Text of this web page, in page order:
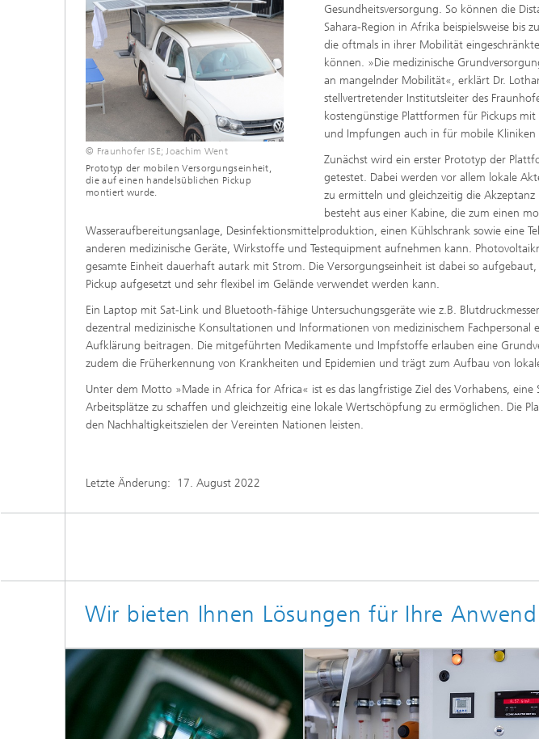
© Fraunhofer ISE; Joachim Went
Prototyp der mobilen Versorgungseinheit,
die auf einen handelsüblichen Pickup
montiert wurde.
Gesundheitsversorgung. So können die
Sahara-Region in Afrika beispielsweise bis
die oftmals in ihrer Mobilität
können. »Die medizinische
an mangelnder Mobilität«, erklärt Dr.
stellvertretender Institutsleiter des
kostengünstige Plattformen für Pickups
und Impfungen auch in für mobile
Zunächst wird ein erster Prototyp der
getestet. Dabei werden vor allem lokale
zu ermitteln und gleichzeitig die
besteht aus einer Kabine, die zum einen
Wasseraufbereitungsanlage, Desinfektionsmittelproduktion, einen Kühlschrank sowie eine
anderen medizinische Geräte, Wirkstoffe und Testequipment aufnehmen kann.
gesamte Einheit dauerhaft autark mit Strom. Die Versorgungseinheit ist dabei so aufgebaut,
Pickup aufgesetzt und sehr flexibel im Gelände verwendet werden kann.
Ein Laptop mit Sat-Link und Bluetooth-fähige Untersuchungsgeräte wie z.B.
dezentral medizinische Konsultationen und Informationen von medizinischem Fachpersonal
Aufklärung beitragen. Die mitgeführten Medikamente und Impfstoffe erlauben eine
zudem die Früherkennung von Krankheiten und Epidemien und trägt zum Aufbau von
Unter dem Motto »Made in Africa for Africa« ist es das langfristige Ziel des Vorhabens,
Arbeitsplätze zu schaffen und gleichzeitig eine lokale Wertschöpfung zu ermöglichen. Die
den Nachhaltigkeitszielen der Vereinten Nationen leisten.
Letzte Änderung: 17. August 2022
Wir bieten Ihnen Lösungen für Ihre